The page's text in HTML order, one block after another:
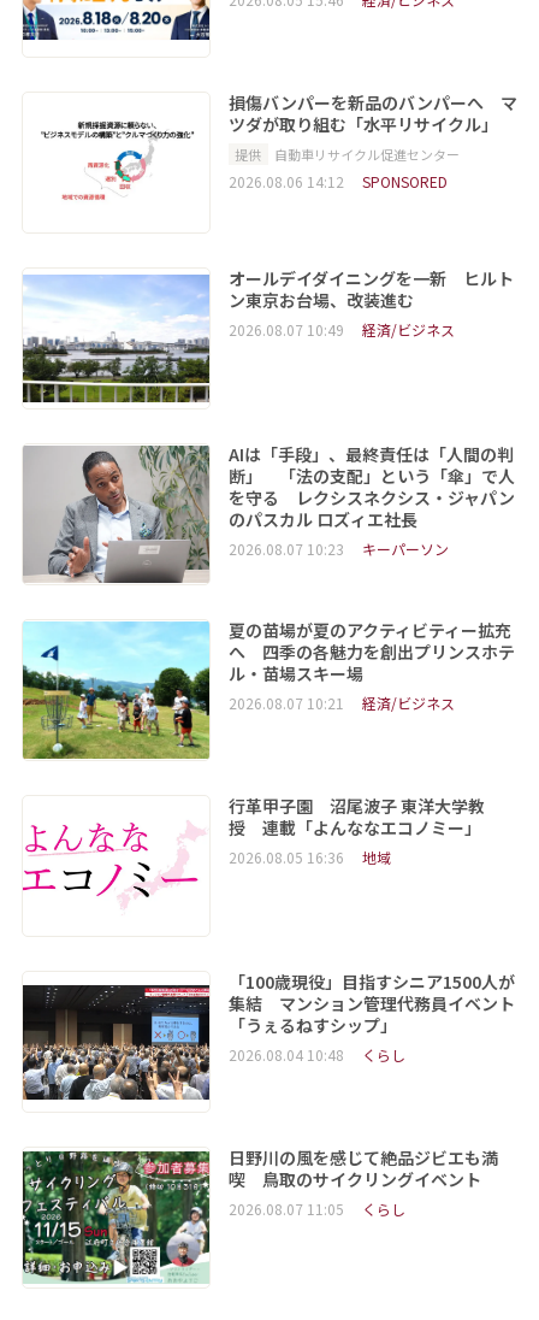
損傷バンパーを新品のバンパーへ マ
ツダが取り組む「水平リサイクル」
提供 自動車リサイクル促進センター
2026.08.06 14:12 SPONSORED
オールデイダイニングを一新 ヒルト
ン東京お台場、改装進む
2026.08.07 10:49 経済/ビジネス
AIは「手段」、最終責任は「人間の判
断」 「法の支配」という「傘」で人
を守る レクシスネクシス・ジャパン
のパスカル ロズィエ社長
2026.08.07 10:23 キーパーソン
夏の苗場が夏のアクティビティー拡充
へ 四季の各魅力を創出プリンスホテ
ル・苗場スキー場
2026.08.07 10:21 経済/ビジネス
行革甲子園 沼尾波子 東洋大学教
授 連載「よんななエコノミー」
2026.08.05 16:36 地域
「100歳現役」目指すシニア1500人が
集結 マンション管理代務員イベント
「うぇるねすシップ」
2026.08.04 10:48 くらし
日野川の風を感じて絶品ジビエも満
喫 鳥取のサイクリングイベント
2026.08.07 11:05 くらし